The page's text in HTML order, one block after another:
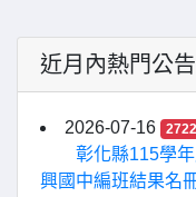
近月內熱門公告
2026-07-16 2722
彰化縣115學
興國中編班結果名